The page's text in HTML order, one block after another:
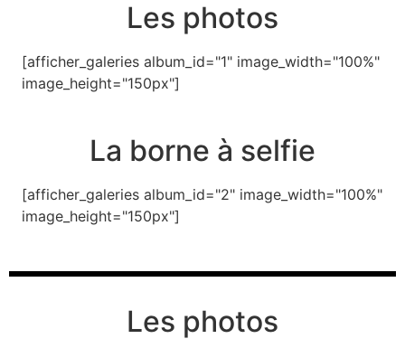
Les photos
[afficher_galeries album_id="1" image_width="100%"
image_height="150px"]
La borne à selfie
[afficher_galeries album_id="2" image_width="100%"
image_height="150px"]
Les photos